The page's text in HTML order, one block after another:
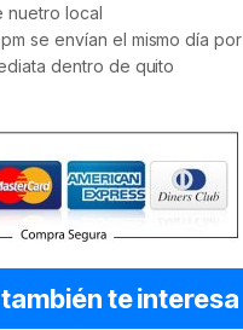
nuetro local
se envían el mismo día por
dentro de quito
te interesa